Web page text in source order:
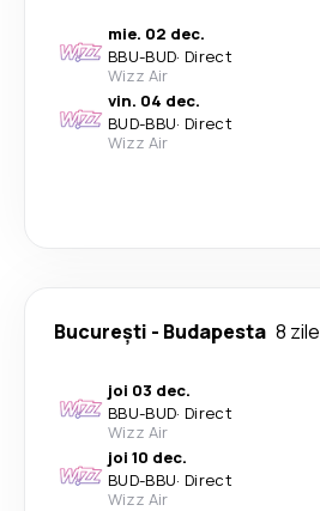
mie. 02 dec.
BBU-BUD· Direct
Wizz Air
vin. 04 dec.
BUD-BBU· Direct
Wizz Air
București - Budapesta 8 zile
joi 03 dec.
BBU-BUD· Direct
Wizz Air
joi 10 dec.
BUD-BBU· Direct
Wizz Air